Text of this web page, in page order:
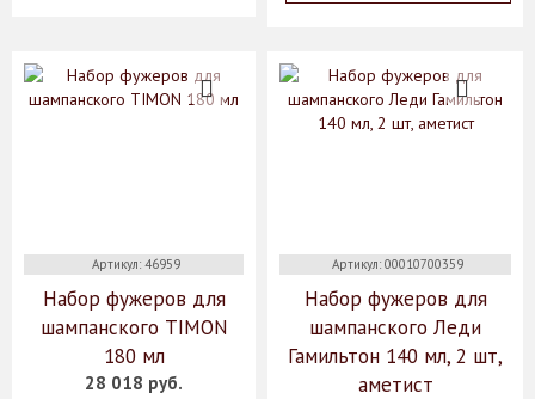
Артикул: 46959
Набор фужеров для
шампанского TIMON
180 мл
28 018 руб.
Артикул: 00010700359
Набор фужеров для
шампанского Леди
Гамильтон 140 мл, 2 шт,
аметист